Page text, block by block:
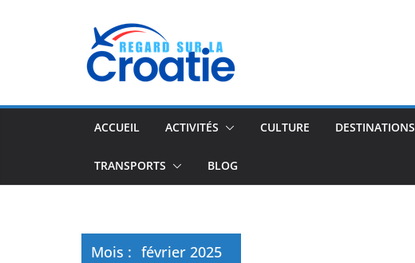
ACCUEIL ACTIVITÉS CULTURE DESTINATIONS
TRANSPORTS BLOG
Mois : février 2025